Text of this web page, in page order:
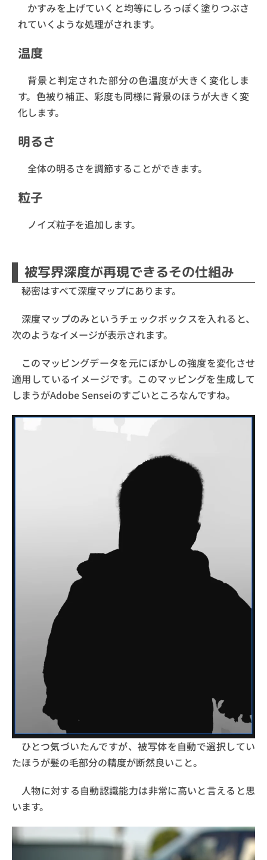
かすみを上げていくと均等にしろっぽく塗りつぶさ
れていくような処理がされます。
温度
背景と判定された部分の色温度が大きく変化しま
す。色被り補正、彩度も同様に背景のほうが大きく変
化します。
明るさ
全体の明るさを調節することができます。
粒子
ノイズ粒子を追加します。
被写界深度が再現できるその仕組み
秘密はすべて深度マップにあります。
深度マップのみというチェックボックスを入れると、
次のようなイメージが表示されます。
このマッピングデータを元にぼかしの強度を変化させ
適用しているイメージです。このマッピングを生成して
しまうがAdobe Senseiのすごいところなんですね。
ひとつ気づいたんですが、被写体を自動で選択してい
たほうが髪の毛部分の精度が断然良いこと。
人物に対する自動認識能力は非常に高いと言えると思
います。